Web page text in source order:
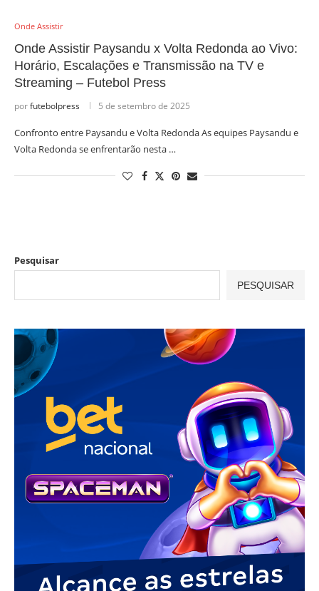
Onde Assistir
Onde Assistir Paysandu x Volta Redonda ao Vivo:
Horário, Escalações e Transmissão na TV e
Streaming – Futebol Press
porfutebolpress 5 de setembro de 2025
Confronto entre Paysandu e Volta Redonda As equipes Paysandu e
Volta Redonda se enfrentarão nesta …
Pesquisar
PESQUISAR